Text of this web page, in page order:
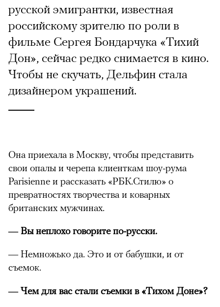
русской эмигрантки, известная
российскому зрителю по роли в
фильме Сергея Бондарчука «Тихий
Дон», сейчас редко снимается в кино.
Чтобы не скучать, Дельфин стала
дизайнером украшений.
Она приехала в Москву, чтобы представить
свои опалы и черепа клиенткам шоу-рума
Parisienne и рассказать «РБК.Стилю» о
превратностях творчества и коварных
британских мужчинах.
— Вы неплохо говорите по-русски.
— Немножько да. Это и от бабушки, и от
съемок.
— Чем для вас стали съемки в «Тихом Доне»?